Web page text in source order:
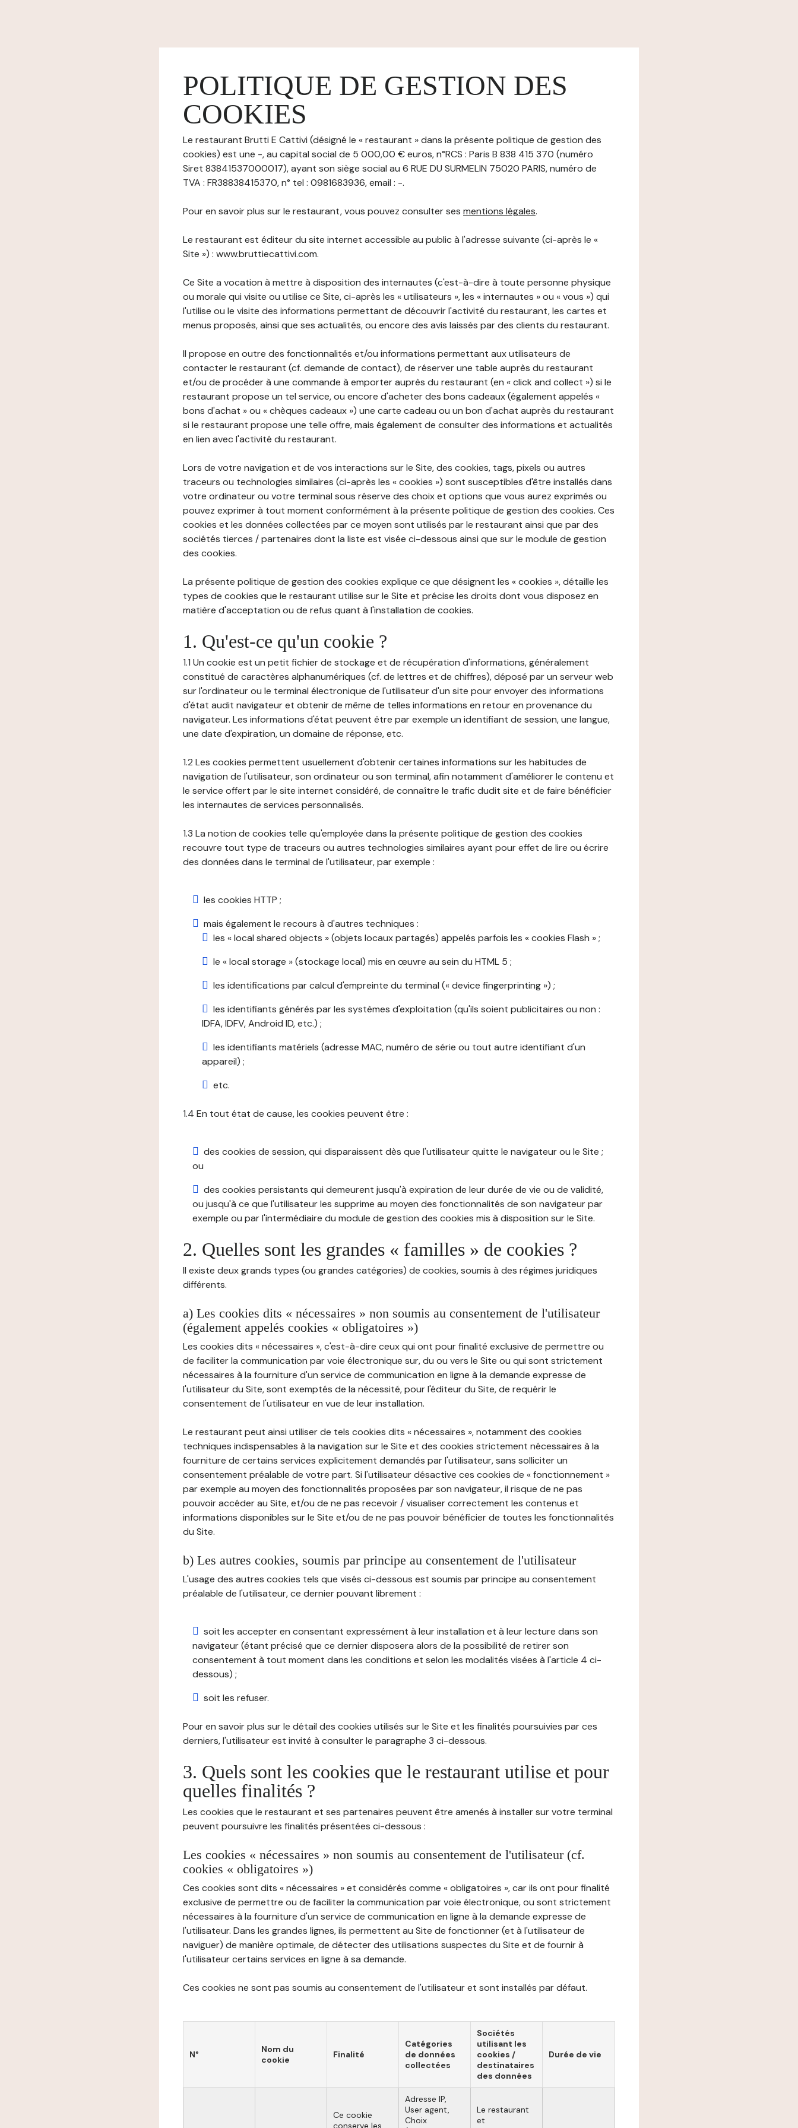
POLITIQUE DE GESTION DES
COOKIES
Le restaurant Brutti E Cattivi (désigné le « restaurant » dans la présente politique de gestion des
cookies) est une -, au capital social de 5 000,00 € euros, n°RCS : Paris B 838 415 370 (numéro
Siret 83841537000017), ayant son siège social au 6 RUE DU SURMELIN 75020 PARIS, numéro de
TVA : FR38838415370, n° tel : 0981683936, email : -.
Pour en savoir plus sur le restaurant, vous pouvez consulter ses mentions légales.
Le restaurant est éditeur du site internet accessible au public à l'adresse suivante (ci-après le «
Site ») : www.bruttiecattivi.com.
Ce Site a vocation à mettre à disposition des internautes (c'est-à-dire à toute personne physique
ou morale qui visite ou utilise ce Site, ci-après les « utilisateurs », les « internautes » ou « vous ») qui
l'utilise ou le visite des informations permettant de découvrir l'activité du restaurant, les cartes et
menus proposés, ainsi que ses actualités, ou encore des avis laissés par des clients du restaurant.
Il propose en outre des fonctionnalités et/ou informations permettant aux utilisateurs de
contacter le restaurant (cf. demande de contact), de réserver une table auprès du restaurant
et/ou de procéder à une commande à emporter auprès du restaurant (en « click and collect ») si le
restaurant propose un tel service, ou encore d'acheter des bons cadeaux (également appelés «
bons d'achat » ou « chèques cadeaux ») une carte cadeau ou un bon d'achat auprès du restaurant
si le restaurant propose une telle offre, mais également de consulter des informations et actualités
en lien avec l'activité du restaurant.
Lors de votre navigation et de vos interactions sur le Site, des cookies, tags, pixels ou autres
traceurs ou technologies similaires (ci-après les « cookies ») sont susceptibles d'être installés dans
votre ordinateur ou votre terminal sous réserve des choix et options que vous aurez exprimés ou
pouvez exprimer à tout moment conformément à la présente politique de gestion des cookies. Ces
cookies et les données collectées par ce moyen sont utilisés par le restaurant ainsi que par des
sociétés tierces / partenaires dont la liste est visée ci-dessous ainsi que sur le module de gestion
des cookies.
La présente politique de gestion des cookies explique ce que désignent les « cookies », détaille les
types de cookies que le restaurant utilise sur le Site et précise les droits dont vous disposez en
matière d'acceptation ou de refus quant à l'installation de cookies.
1. Qu'est-ce qu'un cookie ?
1.1 Un cookie est un petit fichier de stockage et de récupération d'informations, généralement
constitué de caractères alphanumériques (cf. de lettres et de chiffres), déposé par un serveur web
sur l'ordinateur ou le terminal électronique de l'utilisateur d'un site pour envoyer des informations
d'état audit navigateur et obtenir de même de telles informations en retour en provenance du
navigateur. Les informations d'état peuvent être par exemple un identifiant de session, une langue,
une date d'expiration, un domaine de réponse, etc.
1.2 Les cookies permettent usuellement d'obtenir certaines informations sur les habitudes de
navigation de l'utilisateur, son ordinateur ou son terminal, afin notamment d'améliorer le contenu et
le service offert par le site internet considéré, de connaître le trafic dudit site et de faire bénéficier
les internautes de services personnalisés.
1.3 La notion de cookies telle qu'employée dans la présente politique de gestion des cookies
recouvre tout type de traceurs ou autres technologies similaires ayant pour effet de lire ou écrire
des données dans le terminal de l'utilisateur, par exemple :
les cookies HTTP ;
mais également le recours à d'autres techniques :
les « local shared objects » (objets locaux partagés) appelés parfois les « cookies Flash » ;
le « local storage » (stockage local) mis en œuvre au sein du HTML 5 ;
les identifications par calcul d'empreinte du terminal (« device fingerprinting ») ;
les identifiants générés par les systèmes d'exploitation (qu'ils soient publicitaires ou non :
IDFA, IDFV, Android ID, etc.) ;
les identifiants matériels (adresse MAC, numéro de série ou tout autre identifiant d'un
appareil) ;
etc.
1.4 En tout état de cause, les cookies peuvent être :
des cookies de session, qui disparaissent dès que l'utilisateur quitte le navigateur ou le Site ;
ou
des cookies persistants qui demeurent jusqu'à expiration de leur durée de vie ou de validité,
ou jusqu'à ce que l'utilisateur les supprime au moyen des fonctionnalités de son navigateur par
exemple ou par l'intermédiaire du module de gestion des cookies mis à disposition sur le Site.
2. Quelles sont les grandes « familles » de cookies ?
Il existe deux grands types (ou grandes catégories) de cookies, soumis à des régimes juridiques
différents.
a) Les cookies dits « nécessaires » non soumis au consentement de l'utilisateur
(également appelés cookies « obligatoires »)
Les cookies dits « nécessaires », c'est-à-dire ceux qui ont pour finalité exclusive de permettre ou
de faciliter la communication par voie électronique sur, du ou vers le Site ou qui sont strictement
nécessaires à la fourniture d'un service de communication en ligne à la demande expresse de
l'utilisateur du Site, sont exemptés de la nécessité, pour l'éditeur du Site, de requérir le
consentement de l'utilisateur en vue de leur installation.
Le restaurant peut ainsi utiliser de tels cookies dits « nécessaires », notamment des cookies
techniques indispensables à la navigation sur le Site et des cookies strictement nécessaires à la
fourniture de certains services explicitement demandés par l'utilisateur, sans solliciter un
consentement préalable de votre part. Si l'utilisateur désactive ces cookies de « fonctionnement »
par exemple au moyen des fonctionnalités proposées par son navigateur, il risque de ne pas
pouvoir accéder au Site, et/ou de ne pas recevoir / visualiser correctement les contenus et
informations disponibles sur le Site et/ou de ne pas pouvoir bénéficier de toutes les fonctionnalités
du Site.
b) Les autres cookies, soumis par principe au consentement de l'utilisateur
L'usage des autres cookies tels que visés ci-dessous est soumis par principe au consentement
préalable de l'utilisateur, ce dernier pouvant librement :
soit les accepter en consentant expressément à leur installation et à leur lecture dans son
navigateur (étant précisé que ce dernier disposera alors de la possibilité de retirer son
consentement à tout moment dans les conditions et selon les modalités visées à l'article 4 ci-
dessous) ;
soit les refuser.
Pour en savoir plus sur le détail des cookies utilisés sur le Site et les finalités poursuivies par ces
derniers, l'utilisateur est invité à consulter le paragraphe 3 ci-dessous.
3. Quels sont les cookies que le restaurant utilise et pour
quelles finalités ?
Les cookies que le restaurant et ses partenaires peuvent être amenés à installer sur votre terminal
peuvent poursuivre les finalités présentées ci-dessous :
Les cookies « nécessaires » non soumis au consentement de l'utilisateur (cf.
cookies « obligatoires »)
Ces cookies sont dits « nécessaires » et considérés comme « obligatoires », car ils ont pour finalité
exclusive de permettre ou de faciliter la communication par voie électronique, ou sont strictement
nécessaires à la fourniture d'un service de communication en ligne à la demande expresse de
l'utilisateur. Dans les grandes lignes, ils permettent au Site de fonctionner (et à l'utilisateur de
naviguer) de manière optimale, de détecter des utilisations suspectes du Site et de fournir à
l'utilisateur certains services en ligne à sa demande.
Ces cookies ne sont pas soumis au consentement de l'utilisateur et sont installés par défaut.
N°
Nom du
cookie
Finalité
Catégories
de données
collectées
Sociétés
utilisant les
cookies /
destinataires
des données
Durée de vie
Ce cookie
conserve les
Adresse IP,
User agent,
Choix
Le restaurant
et